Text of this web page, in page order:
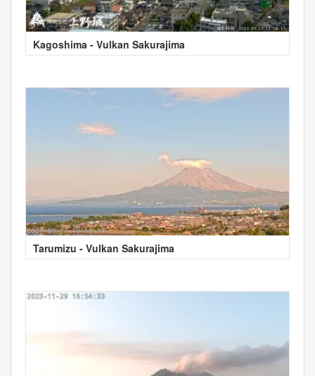
Kagoshima - Vulkan Sakurajima
Tarumizu - Vulkan Sakurajima